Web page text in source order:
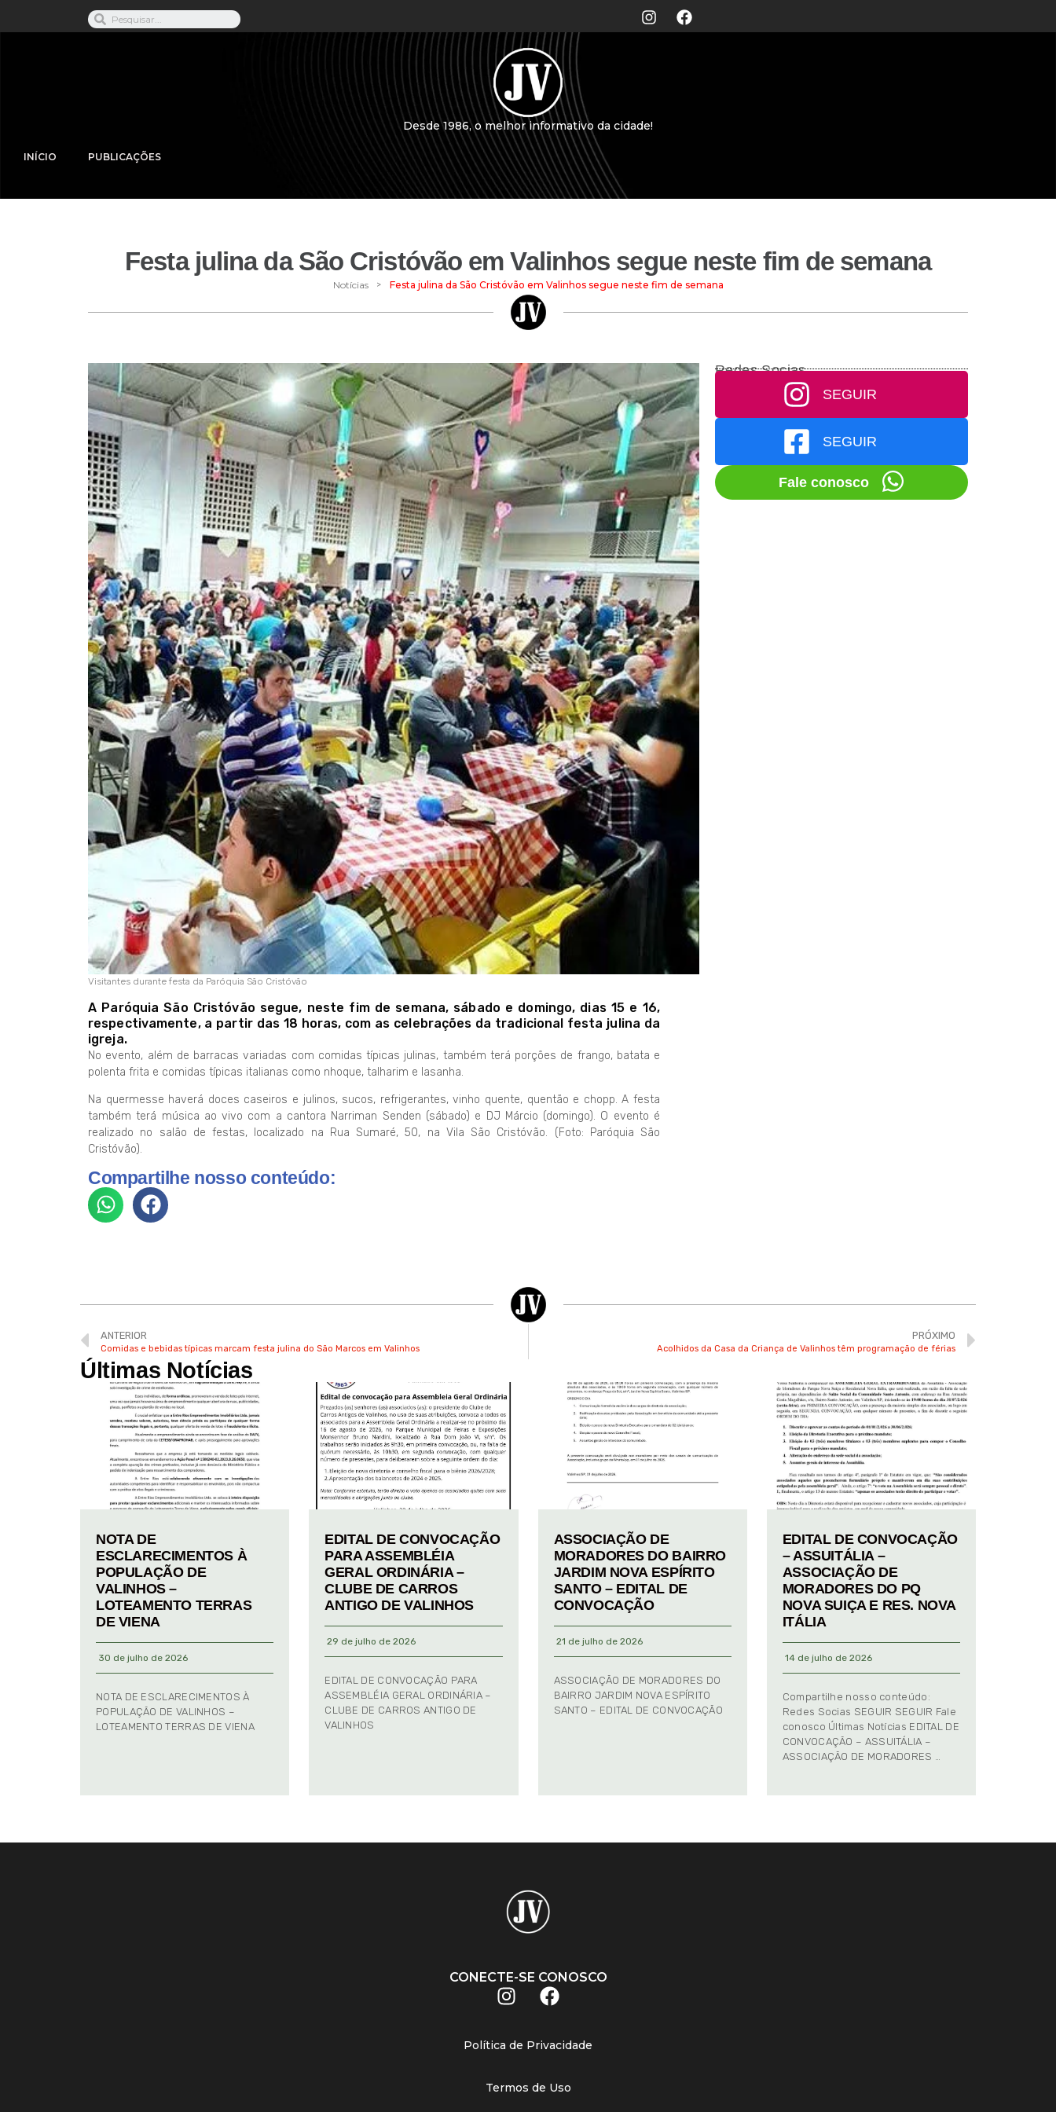
Desde 1986, o melhor informativo da cidade!
INÍCIO PUBLICAÇÕES
Festa julina da São Cristóvão em Valinhos segue neste fim de semana
Notícias > Festa julina da São Cristóvão em Valinhos segue neste fim de semana
Visitantes durante festa da Paróquia São Cristóvão
A Paróquia São Cristóvão segue, neste fim de semana, sábado e domingo, dias 15 e 16,
respectivamente, a partir das 18 horas, com as celebrações da tradicional festa julina da
igreja.
No evento, além de barracas variadas com comidas típicas julinas, também terá porções de frango, batata e
polenta frita e comidas típicas italianas como nhoque, talharim e lasanha.
Na quermesse haverá doces caseiros e julinos, sucos, refrigerantes, vinho quente, quentão e chopp. A festa
também terá música ao vivo com a cantora Narriman Senden (sábado) e DJ Márcio (domingo). O evento é
realizado no salão de festas, localizado na Rua Sumaré, 50, na Vila São Cristóvão. (Foto: Paróquia São
Cristóvão).
Compartilhe nosso conteúdo:
Redes Socias
SEGUIR
SEGUIR
Fale conosco
ANTERIOR
Comidas e bebidas típicas marcam festa julina do São Marcos em Valinhos
PRÓXIMO
Acolhidos da Casa da Criança de Valinhos têm programação de férias
Últimas Notícias
NOTA DE
ESCLARECIMENTOS À
POPULAÇÃO DE
VALINHOS –
LOTEAMENTO TERRAS
DE VIENA
30 de julho de 2026
NOTA DE ESCLARECIMENTOS À
POPULAÇÃO DE VALINHOS –
LOTEAMENTO TERRAS DE VIENA
EDITAL DE CONVOCAÇÃO
PARA ASSEMBLÉIA
GERAL ORDINÁRIA –
CLUBE DE CARROS
ANTIGO DE VALINHOS
29 de julho de 2026
EDITAL DE CONVOCAÇÃO PARA
ASSEMBLÉIA GERAL ORDINÁRIA –
CLUBE DE CARROS ANTIGO DE
VALINHOS
ASSOCIAÇÃO DE
MORADORES DO BAIRRO
JARDIM NOVA ESPÍRITO
SANTO – EDITAL DE
CONVOCAÇÃO
21 de julho de 2026
ASSOCIAÇÃO DE MORADORES DO
BAIRRO JARDIM NOVA ESPÍRITO
SANTO – EDITAL DE CONVOCAÇÃO
EDITAL DE CONVOCAÇÃO
– ASSUITÁLIA –
ASSOCIAÇÃO DE
MORADORES DO PQ
NOVA SUIÇA E RES. NOVA
ITÁLIA
14 de julho de 2026
Compartilhe nosso conteúdo:
Redes Socias SEGUIR SEGUIR Fale
conosco Últimas Notícias EDITAL DE
CONVOCAÇÃO – ASSUITÁLIA –
ASSOCIAÇÃO DE MORADORES …
CONECTE-SE CONOSCO
Política de Privacidade
Termos de Uso